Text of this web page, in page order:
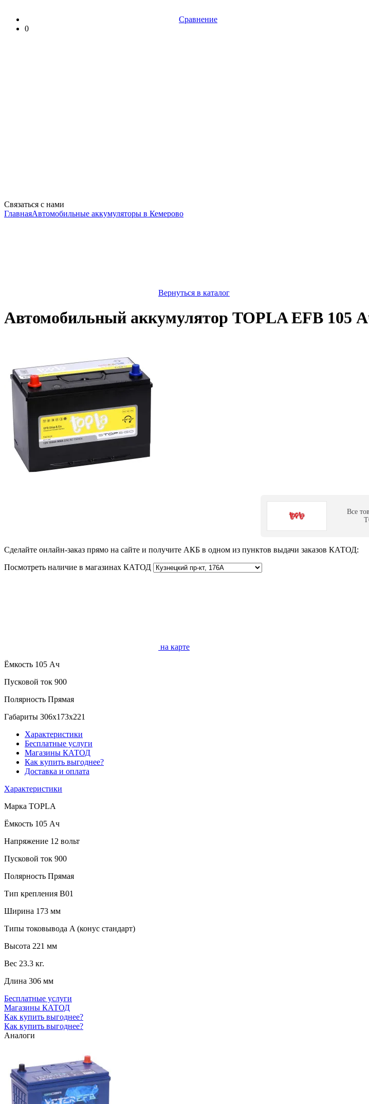
Сравнение
0
Связаться с нами
ГлавнаяАвтомобильные аккумуляторы в Кемерово
Вернуться в каталог
Автомобильный аккумулятор TOPLA EFB 105
Все
Сделайте онлайн-заказ прямо на сайте и получите АКБ в одном из пунктов выдачи заказов КАТОД:
Посмотреть наличие в магазинах КАТОД
на карте
Ёмкость 105 Ач
Пусковой ток 900
Полярность Прямая
Габариты 306x173x221
Характеристики
Бесплатные услуги
Магазины КАТОД
Как купить выгоднее?
Доставка и оплата
Характеристики
Марка TOPLA
Ёмкость 105 Ач
Напряжение 12 вольт
Пусковой ток 900
Полярность Прямая
Тип крепления B01
Ширина 173 мм
Типы токовывода A (конус стандарт)
Высота 221 мм
Вес 23.3 кг.
Длина 306 мм
Бесплатные услуги
Магазины КАТОД
Как купить выгоднее?
Как купить выгоднее?
Аналоги